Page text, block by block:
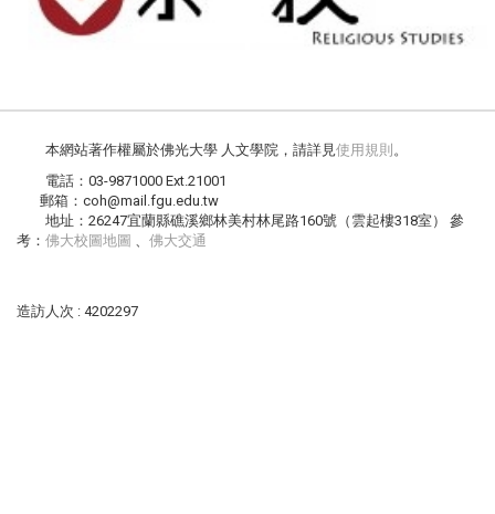
本網站著作權屬於佛光大學 人文學院，請詳見使用規則 。
電話：03-9871000 Ext.21001
郵箱：coh@mail.fgu.edu.tw
地址：26247宜蘭縣礁溪鄉林美村林尾路160號（雲起樓318室） 參
考： 佛大校圖地圖 、 佛大交通
造訪人次 : 4202297